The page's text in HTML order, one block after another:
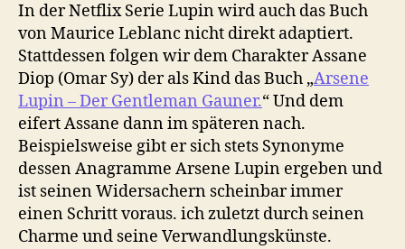
In der Netflix Serie Lupin wird auch das Buch
von Maurice Leblanc nicht direkt adaptiert.
Stattdessen folgen wir dem Charakter Assane
Diop (Omar Sy) der als Kind das Buch „Arsene
Lupin – Der Gentleman Gauner.“ Und dem
eifert Assane dann im späteren nach.
Beispielsweise gibt er sich stets Synonyme
dessen Anagramme Arsene Lupin ergeben und
ist seinen Widersachern scheinbar immer
einen Schritt voraus. ich zuletzt durch seinen
Charme und seine Verwandlungskünste.